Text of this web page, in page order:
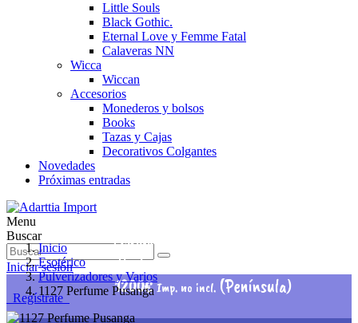
Little Souls
Black Gothic.
Eternal Love y Femme Fatal
Calaveras NN
Wicca
Wiccan
Accesorios
Monederos y bolsos
Books
Tazas y Cajas
Decorativos Colgantes
Novedades
Próximas entradas
Menu
Buscar
Iniciar sesión
Regístrate
Pedido mínimo 60€
Portes pagados a partir de
1200€Imp. no incl. (Península)
Inicio
Esotérico
Pulverizadores y Varios
1127 Perfume Pusanga